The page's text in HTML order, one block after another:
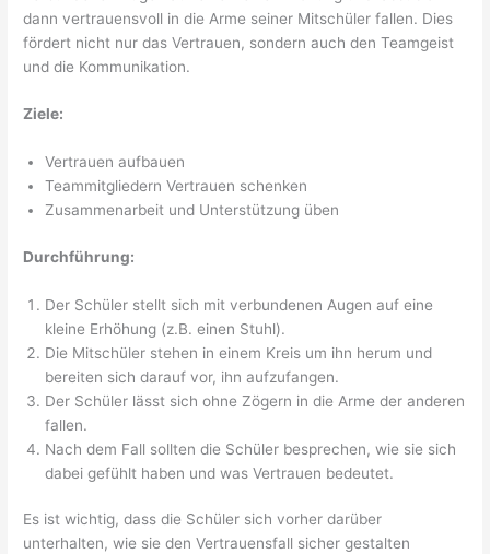
dann vertrauensvoll in die Arme seiner Mitschüler fallen. Dies
fördert nicht nur das Vertrauen, sondern auch den Teamgeist
und die Kommunikation.
Ziele:
Vertrauen aufbauen
Teammitgliedern Vertrauen schenken
Zusammenarbeit und Unterstützung üben
Durchführung:
Der Schüler stellt sich mit verbundenen Augen auf eine
kleine Erhöhung (z.B. einen Stuhl).
Die Mitschüler stehen in einem Kreis um ihn herum und
bereiten sich darauf vor, ihn aufzufangen.
Der Schüler lässt sich ohne Zögern in die Arme der anderen
fallen.
Nach dem Fall sollten die Schüler besprechen, wie sie sich
dabei gefühlt haben und was Vertrauen bedeutet.
Es ist wichtig, dass die Schüler sich vorher darüber
unterhalten, wie sie den Vertrauensfall sicher gestalten